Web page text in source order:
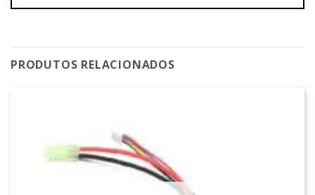
PRODUTOS RELACIONADOS